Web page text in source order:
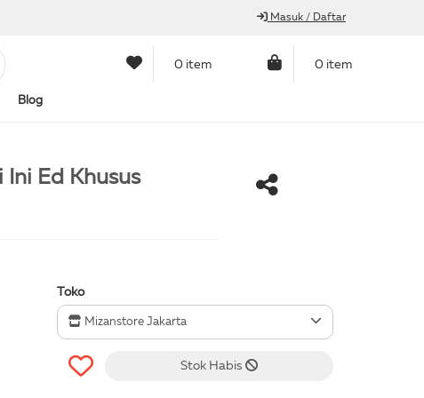
Masuk / Daftar
0 item 0 item
Blog
Ed Khusus
Toko
Mizanstore Jakarta
Stok Habis